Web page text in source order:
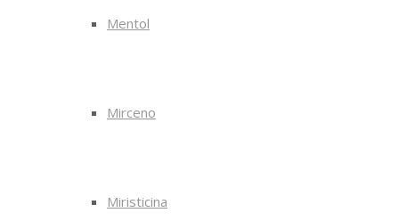
Mentol
Mirceno
Miristicina